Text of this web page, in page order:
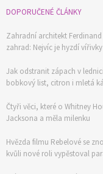
DOPORUČENÉ ČLÁNKY
Zahradní architekt
zahrad: Nejvíc je hyzdí vířivky
Jak odstranit zápach v
bobkový list, citron i mletá
Čtyři věci, které o Whitney
Jacksona a měla milenku
Hvězda filmu Rebelové se
kvůli nové roli vypěstoval